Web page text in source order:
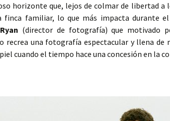
horizonte que, lejos de colmar de libertad a
finca familiar, lo que más impacta durante el
(director de fotografía) que motivado
recrea una fotografía espectacular y llena de
cuando el tiempo hace una concesión en la